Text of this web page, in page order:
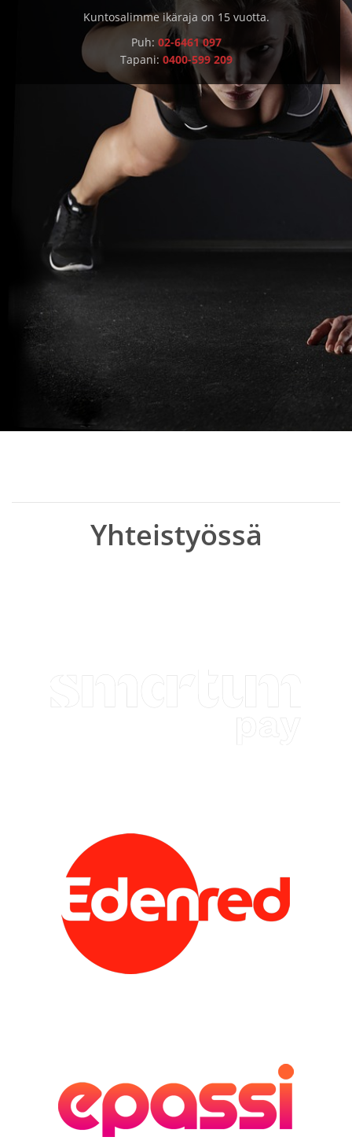
Kuntosalimme ikäraja on 15 vuotta.
Puh: 02-6461 097
Tapani: 0400-599 209
Yhteistyössä